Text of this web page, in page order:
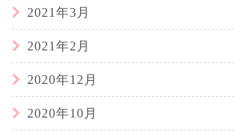
2021年3月
2021年2月
2020年12月
2020年10月